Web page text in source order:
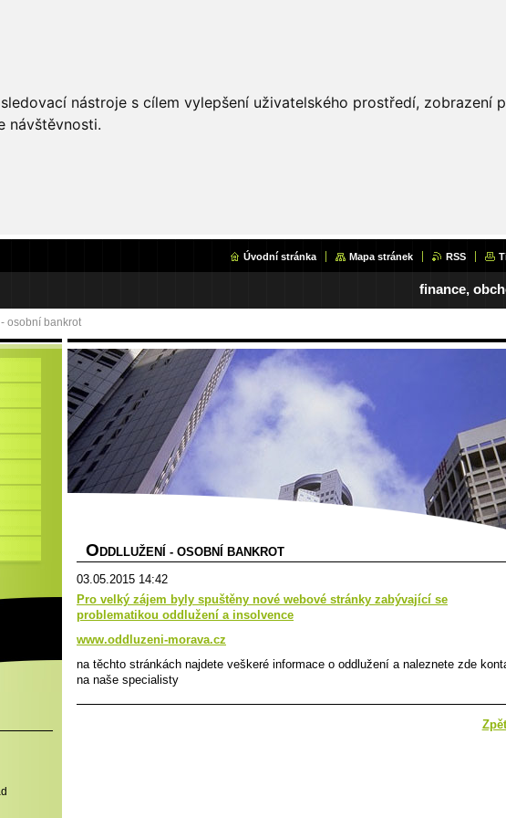
nástroje s cílem vylepšení uživatelského prostředí, zobrazení
návštěvnosti.
Úvodní stránka Mapa stránek RSS
finance,
osobní bankrot
O DDLLUŽENÍ - OSOBNÍ BANKROT
03.05.2015 14:42
Pro velký zájem byly spuštěny nové webové stránky zabývající se
problematikou oddlužení a insolvence
www.oddluzeni-morava.cz
na těchto stránkách najdete veškeré informace o oddlužení a naleznete zde
na naše specialisty
Zpět